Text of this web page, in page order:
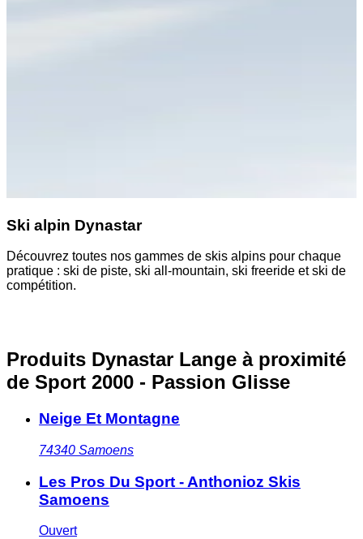
Ski alpin Dynastar
Découvrez toutes nos gammes de skis alpins pour chaque
pratique : ski de piste, ski all-mountain, ski freeride et ski de
compétition.
Produits Dynastar Lange à proximité
de Sport 2000 - Passion Glisse
Neige Et Montagne
74340 Samoens
Les Pros Du Sport - Anthonioz Skis
Samoens
Ouvert